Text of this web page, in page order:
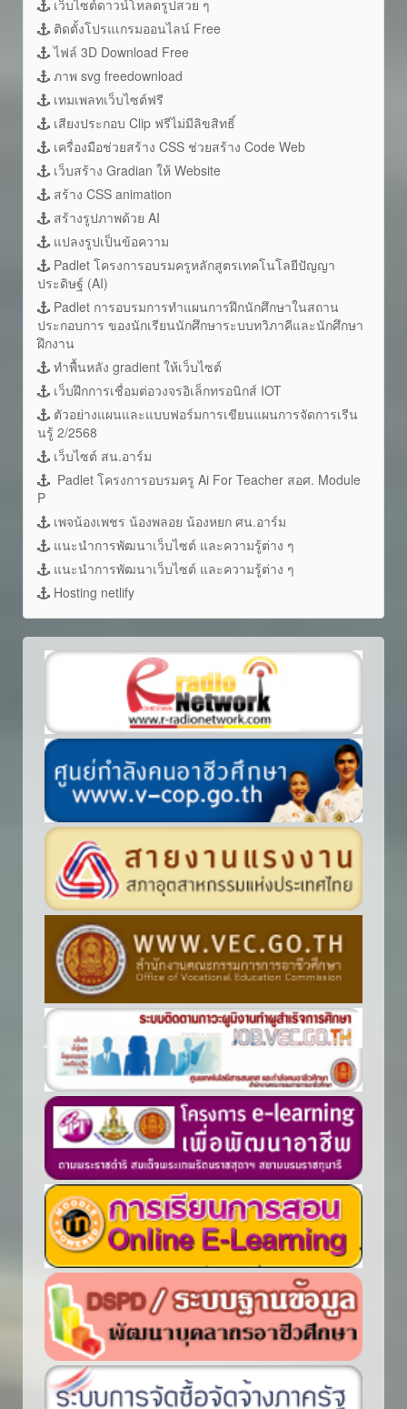
เว็บไซต์ดาวน์โหลดรูปสวย ๆ
ติดตั้งโปรแเกรมออนไลน์ Free
ไฟล์ 3D Download Free
ภาพ svg freedownload
เทมเพลทเว็บไซต์ฟรี
เสียงประกอบ Clip ฟรีไม่มีลิขสิทธิ์
เครื่องมือช่วยสร้าง CSS ช่วยสร้าง Code Web
เว็บสร้าง Gradian ให้ Website
สร้าง CSS animation
สร้างรูปภาพด้วย AI
แปลงรูปเป็นข้อความ
Padlet โครงการอบรมครูหลักสูตรเทคโนโลยีปัญญา
ประดิษฐ์ (AI)
Padlet การอบรมการทำแผนการฝึกนักศึกษาในสถาน
ประกอบการ ของนักเรียนนักศึกษาระบบทวิภาคีและนักศึกษา
ฝึกงาน
ทำพื้นหลัง gradient ให้เว็บไซต์
เว็บฝึกการเชื่อมต่อวงจรอิเล็กทรอนิกส์ IOT
ตัวอย่างแผนและแบบฟอร์มการเขียนแผนการจัดการเรีน
นรู้ 2/2568
เว็บไซต์ สน.อาร์ม
Padlet โครงการอบรมครู Ai For Teacher สอศ. Module
P
เพจน้องเพชร น้องพลอย น้องหยก ศน.อาร์ม
แนะนำการพัฒนาเว็บไซต์ และความรู้ต่าง ๆ
แนะนำการพัฒนาเว็บไซต์ และความรู้ต่าง ๆ
Hosting netlify